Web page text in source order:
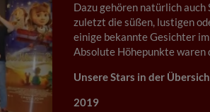
Dazu gehören natürlich
zuletzt die süßen, lustigen
einige bekannte Gesichter
Absolute Höhepunkte
Unsere Stars in der
2019